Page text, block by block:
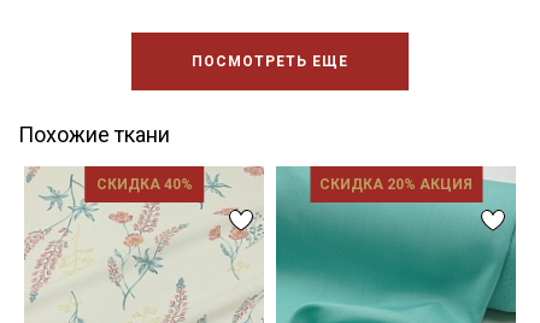
ПОСМОТРЕТЬ ЕЩЕ
Похожие ткани
СКИДКА 40% СКИДКА 20% АКЦИЯ